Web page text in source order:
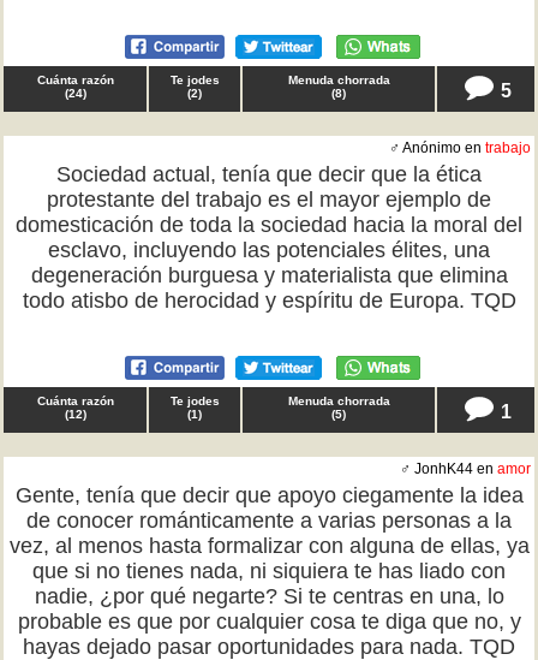
Cuánta razón
(24)
Te jodes
(2)
Menuda chorrada
(8) 5
♂ Anónimo en trabajo
Sociedad actual, tenía que decir que la ética
protestante del trabajo es el mayor ejemplo de
domesticación de toda la sociedad hacia la moral del
esclavo, incluyendo las potenciales élites, una
degeneración burguesa y materialista que elimina
todo atisbo de herocidad y espíritu de Europa. TQD
Cuánta razón
(12)
Te jodes
(1)
Menuda chorrada
(5) 1
♂ JonhK44 en amor
Gente, tenía que decir que apoyo ciegamente la idea
de conocer románticamente a varias personas a la
vez, al menos hasta formalizar con alguna de ellas, ya
que si no tienes nada, ni siquiera te has liado con
nadie, ¿por qué negarte? Si te centras en una, lo
probable es que por cualquier cosa te diga que no, y
hayas dejado pasar oportunidades para nada. TQD